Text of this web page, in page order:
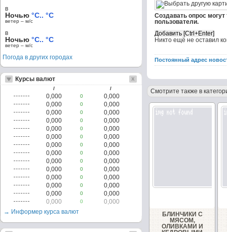
Создавать опрос
пользователи.
Никто ещё не оставил
Постоянный адрес
Смотрите также в
БЛИНЧИКИ С
МЯСОМ,
ОЛИВКАМИ И
в
Ночью °C.. °C
ветер – м/c
в
Ночью °C.. °C
ветер – м/c
Погода в других городах
Курсы валют
/ /
0,000 0
0,000
0,000
0
0,000
0,000
0
0,000
0,000
0
0,000
0,000
0
0,000
0,000
0
0,000
0,000
0
0,000
0,000
0
0,000
0,000
0
0,000
0,000
0
0,000
0,000
0
0,000
0,000
0
0,000
0,000
0
0,000
0,000
0
0,000
→ Информер курса валют